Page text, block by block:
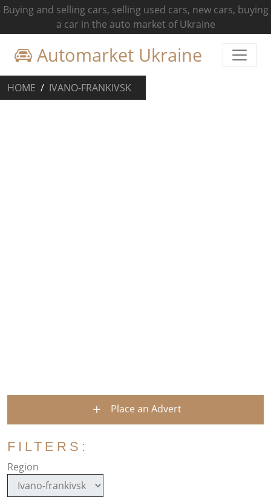
Buying and selling cars, selling used cars, new cars, buying
a car in the auto market of Ukraine
Automarket Ukraine
HOME IVANO-FRANKIVSK
Place an Advert
FILTERS:
Region